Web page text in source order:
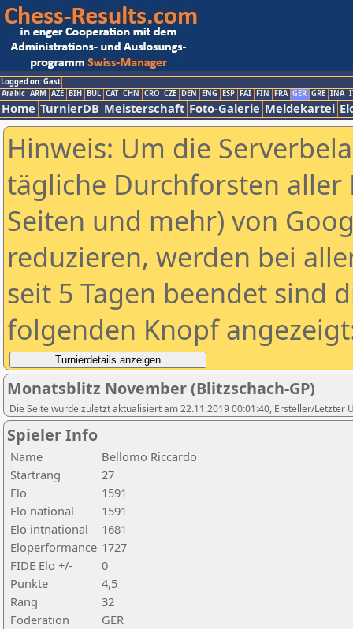
Logged on: Gast
Arabic ARM AZE BIH BUL CAT CHN CRO CZE DEN ENG ESP FAI FIN FRA GER GRE INA
Home TurnierDB Meisterschaft Foto-Galerie Meldekartei
Hinweis: Um die
tägliche Durchforsten aller
Seiten und mehr) von
reduzieren, werden bei
seit 5 Tagen beendet sind
folgenden Knopf
Monatsblitz November (Blitzschach-GP)
Die Seite wurde zuletzt aktualisiert am 22.11.2019 00:01:40, Ersteller/Letzter
Spieler Info
Name
Bellomo Riccardo
Startrang
27
Elo
1591
Elo national
1591
Elo intnational
1681
Eloperformance 1727
FIDE Elo +/-
0
Punkte
4,5
Rang
32
Föderation
GER